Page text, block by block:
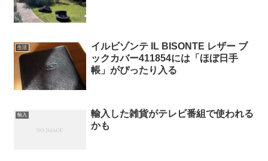
生活
イルビゾンテ IL BISONTE レザー ブ
ックカバー411854には「ほぼ日手
帳」がぴったり入る
輸入
輸入した雑貨がテレビ番組で使われる
かも